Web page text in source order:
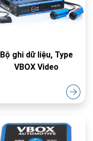
Bộ ghi dữ liệu, Type
VBOX Video